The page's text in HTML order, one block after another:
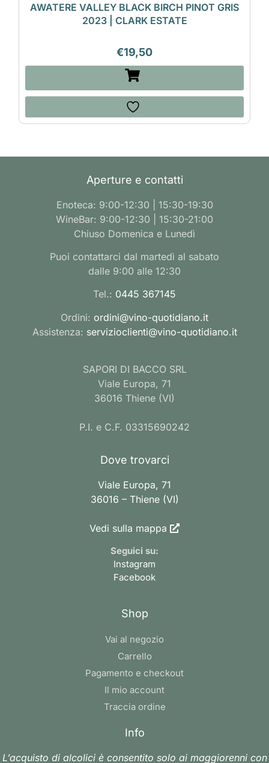
AWATERE VALLEY BLACK BIRCH PINOT GRIS
2023 | CLARK ESTATE
€19,50
Aperture e contatti
Enoteca: 9:00-12:30 | 15:30-19:30
WineBar: 9:00-12:30 | 15:30-21:00
Chiuso Domenica e Lunedì
Puoi contattarci dal martedì al sabato
dalle 9:00 alle 12:30
Tel.: 0445 367145
Ordini: ordini@vino-quotidiano.it
Assistenza: servizioclienti@vino-quotidiano.it
SAPORI DI BACCO SRL
Viale Europa, 71
36016 Thiene (VI)
P.I. e C.F. 03315690242
Dove trovarci
Viale Europa, 71
36016 – Thiene (VI)
Vedi sulla mappa
Seguici su:
Instagram
Facebook
Shop
Vai al negozio
Carrello
Pagamento e checkout
Il mio account
Traccia ordine
Info
L’acquisto di alcolici è consentito solo ai maggiorenni con